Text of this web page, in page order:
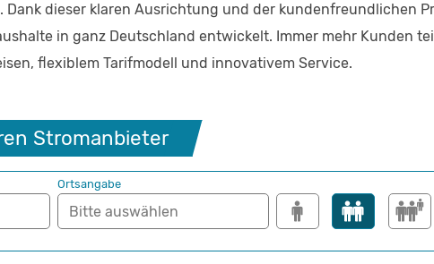
Dank dieser klaren Ausrichtung und der kundenfreundlichen
in ganz Deutschland entwickelt. Immer mehr Kunden
flexiblem Tarifmodell und innovativem Service.
Stromanbieter
Ortsangabe